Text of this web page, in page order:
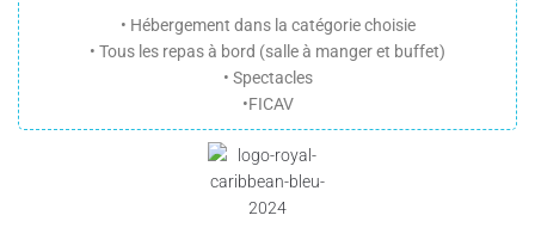
• Hébergement dans la catégorie choisie
• Tous les repas à bord (salle à manger et buffet)
• Spectacles
•FICAV